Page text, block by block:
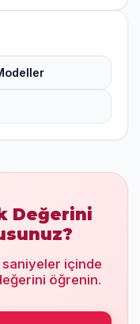
Değerini
saniyeler içinde
öğrenin.